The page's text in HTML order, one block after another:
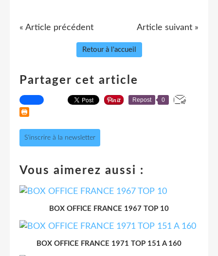
« Article précédent Article suivant »
Retour à l'accueil
Partager cet article
Repost 0
S'inscrire à la newsletter
Vous aimerez aussi :
BOX OFFICE FRANCE 1967 TOP 10
BOX OFFICE FRANCE 1971 TOP 151 A 160